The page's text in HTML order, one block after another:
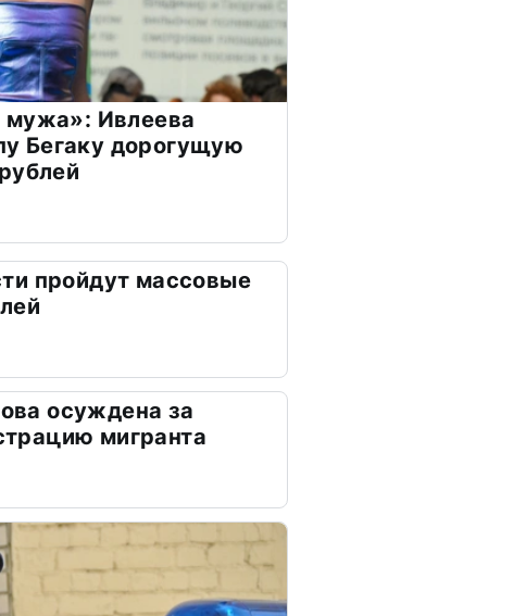
мужа»: Ивлеева
Бегаку дорогущую
пройдут массовые
осуждена за
мигранта